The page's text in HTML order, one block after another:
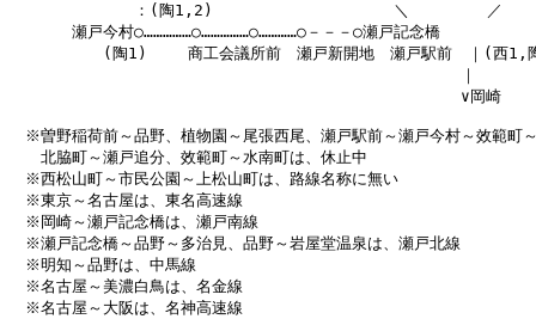
：(陶1,2) 　　　　　　　　　　　＼　　　　　／
瀬戸今村○……………○……………○…………○－－－○瀬戸記念橋
(陶1) 　　商工会議所前　瀬戸新開地　瀬戸駅前　｜(西1,
｜
∨岡崎
※曽野稲荷前～品野、植物園～尾張西尾、瀬戸駅前～瀬戸今村～效範町
北脇町～瀬戸追分、效範町～水南町は、休止中
※西松山町～市民公園～上松山町は、路線名称に無い
※東京～名古屋は、東名高速線
※岡崎～瀬戸記念橋は、瀬戸南線
※瀬戸記念橋～品野～多治見、品野～岩屋堂温泉は、瀬戸北線
※明知～品野は、中馬線
※名古屋～美濃白鳥は、名金線
※名古屋～大阪は、名神高速線